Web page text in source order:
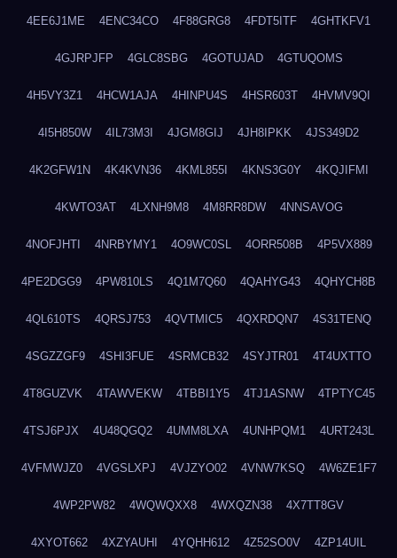
4EE6J1ME 4ENC34CO 4F88GRG8 4FDT5ITF 4GHTKFV1
4GJRPJFP 4GLC8SBG 4GOTUJAD 4GTUQOMS
4H5VY3Z1 4HCW1AJA 4HINPU4S 4HSR603T 4HVMV9QI
4I5H850W 4IL73M3I 4JGM8GIJ 4JH8IPKK 4JS349D2
4K2GFW1N 4K4KVN36 4KML855I 4KNS3G0Y 4KQJIFMI
4KWTO3AT 4LXNH9M8 4M8RR8DW 4NNSAVOG
4NOFJHTI 4NRBYMY1 4O9WC0SL 4ORR508B 4P5VX889
4PE2DGG9 4PW810LS 4Q1M7Q60 4QAHYG43 4QHYCH8B
4QL610TS 4QRSJ753 4QVTMIC5 4QXRDQN7 4S31TENQ
4SGZZGF9 4SHI3FUE 4SRMCB32 4SYJTR01 4T4UXTTO
4T8GUZVK 4TAWVEKW 4TBBI1Y5 4TJ1ASNW 4TPTYC45
4TSJ6PJX 4U48QGQ2 4UMM8LXA 4UNHPQM1 4URT243L
4VFMWJZ0 4VGSLXPJ 4VJZYO02 4VNW7KSQ 4W6ZE1F7
4WP2PW82 4WQWQXX8 4WXQZN38 4X7TT8GV
4XYOT662 4XZYAUHI 4YQHH612 4Z52SO0V 4ZP14UIL